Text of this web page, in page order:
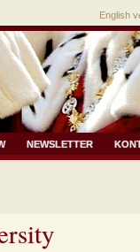
English
NEWSLETTER